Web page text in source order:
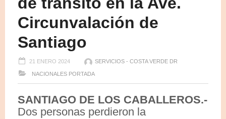
Circunvalación de
Santiago
21 ENERO 2024 SERVICIOS - COSTA VERDE DR
NACIONALES PORTADA
SANTIAGO DE LOS CABALLEROS.-
Dos personas perdieron la